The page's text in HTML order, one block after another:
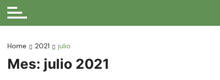
Home 2021 julio
Mes: julio 2021